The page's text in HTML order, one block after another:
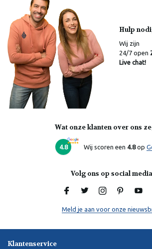
Hulp
Wij zijn
24/7 open
Live chat!
Wat onze klanten over ons
4.8 Wij scoren een 4.8op
Volg ons op social media
Meld je aan voor onze
Klantenservice
Online